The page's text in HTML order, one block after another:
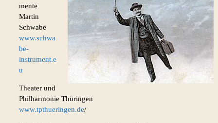
mente
Martin
Schwabe
www.schwa
be-
instrument.e
u
Theater und
Philharmonie Thüringen
www.tpthueringen.de/